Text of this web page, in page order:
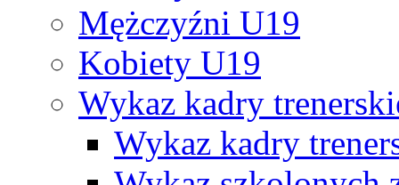
Mężczyźni U19
Kobiety U19
Wykaz kadry
Wykaz kadry